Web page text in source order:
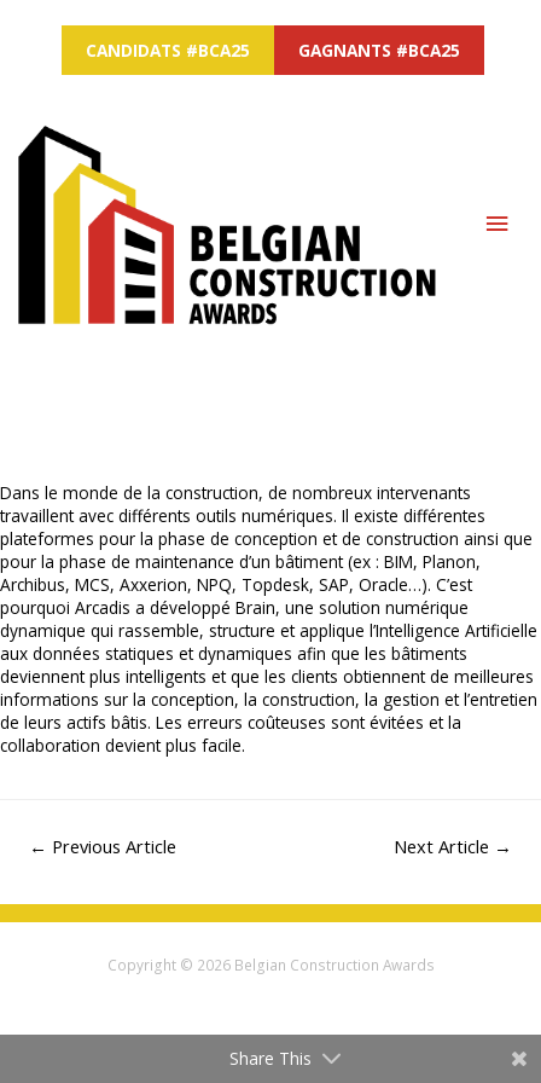
CANDIDATS #BCA25 GAGNANTS #BCA25
Dans le monde de la construction, de nombreux intervenants
travaillent avec différents outils numériques. Il existe différentes
plateformes pour la phase de conception et de construction ainsi que
pour la phase de maintenance d’un bâtiment (ex : BIM, Planon,
Archibus, MCS, Axxerion, NPQ, Topdesk, SAP, Oracle…). C’est
pourquoi Arcadis a développé Brain, une solution numérique
dynamique qui rassemble, structure et applique l’Intelligence Artificielle
aux données statiques et dynamiques afin que les bâtiments
deviennent plus intelligents et que les clients obtiennent de meilleures
informations sur la conception, la construction, la gestion et l’entretien
de leurs actifs bâtis. Les erreurs coûteuses sont évitées et la
collaboration devient plus facile.
Navigation
l’article
← Previous Article Next Article →
Copyright © 2026 Belgian Construction Awards
Share This